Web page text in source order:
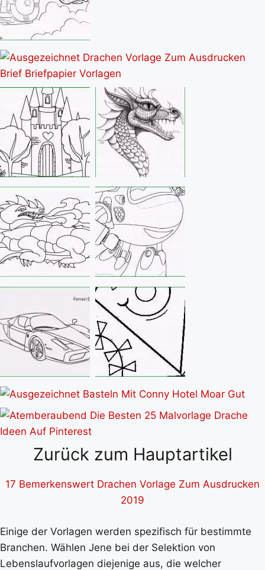
Zurück zum Hauptartikel
17 Bemerkenswert Drachen Vorlage Zum Ausdrucken
2019
Einige der Vorlagen werden spezifisch für bestimmte
Branchen. Wählen Jene bei der Selektion von
Lebenslaufvorlagen diejenige aus, die welcher